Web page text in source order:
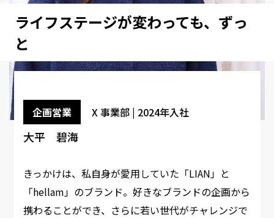
ライフステージが変わっても、ずっ
と
企画営業 X 事業部 | 2024年入社
大平 碧海
きっかけは、私自身が愛用していた「LIAN」と
「hellam」のブランド。好きなブランドの企画から
携わることができ、さらに若い世代がチャレンジで